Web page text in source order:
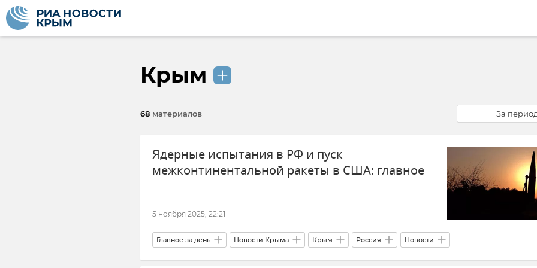
Крым
68 материалов За
Ядерные испытания в РФ и пуск
межконтинентальной ракеты в США: главное
5 ноября 2025, 22:21
Главное за день Новости Крыма Крым Россия Новости